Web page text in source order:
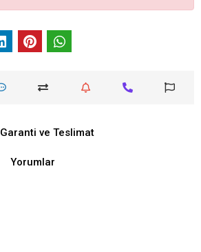
Garanti ve Teslimat
Yorumlar